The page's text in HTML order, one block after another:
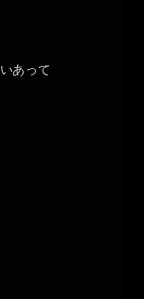
あって